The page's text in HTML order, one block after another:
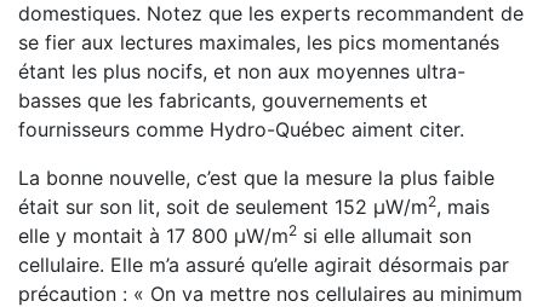
domestiques. Notez que les experts recommandent de
se fier aux lectures maximales, les pics momentanés
étant les plus nocifs, et non aux moyennes ultra-
basses que les fabricants, gouvernements et
fournisseurs comme Hydro-Québec aiment citer.
La bonne nouvelle, c’est que la mesure la plus faible
était sur son lit, soit de seulement 152 μW/m2, mais
elle y montait à 17 800 μW/m2 si elle allumait son
cellulaire. Elle m’a assuré qu’elle agirait désormais par
précaution : « On va mettre nos cellulaires au minimum